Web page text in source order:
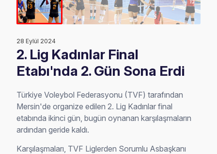
28 Eylül 2024
2. Lig Kadınlar Final
Etabı'nda 2. Gün Sona Erdi
Türkiye Voleybol Federasyonu (TVF) tarafından
Mersin'de organize edilen 2. Lig Kadınlar final
etabında ikinci gün, bugün oynanan karşılaşmaların
ardından geride kaldı.
Karşılaşmaları, TVF Liglerden Sorumlu Asbaşkanı